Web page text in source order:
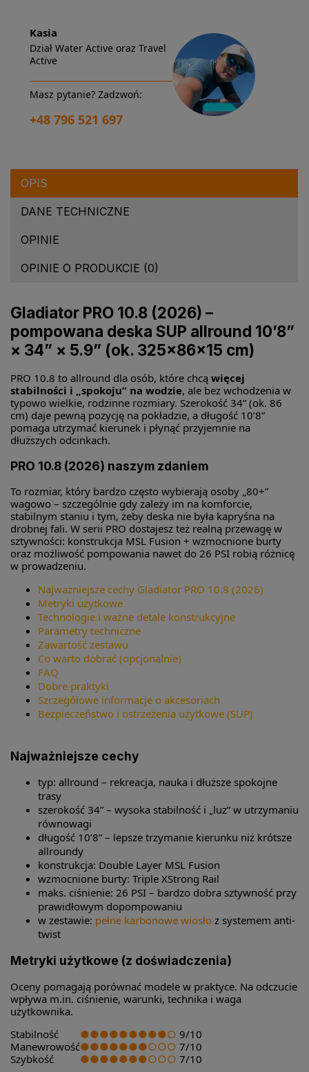
Kasia
Dział Water Active oraz Travel
Active
Masz pytanie? Zadzwoń:
+48 796 521 697
OPIS
DANE TECHNICZNE
OPINIE
OPINIE O PRODUKCIE (0)
Gladiator PRO 10.8 (2026) –
pompowana deska SUP allround 10’8”
× 34” × 5.9” (ok. 325×86×15 cm)
PRO 10.8 to allround dla osób, które chcą więcej
stabilności i „spokoju” na wodzie, ale bez wchodzenia w
typowo wielkie, rodzinne rozmiary. Szerokość 34” (ok. 86
cm) daje pewną pozycję na pokładzie, a długość 10’8”
pomaga utrzymać kierunek i płynąć przyjemnie na
dłuższych odcinkach.
PRO 10.8 (2026) naszym zdaniem
To rozmiar, który bardzo często wybierają osoby „80+”
wagowo – szczególnie gdy zależy im na komforcie,
stabilnym staniu i tym, żeby deska nie była kapryśna na
drobnej fali. W serii PRO dostajesz też realną przewagę w
sztywności: konstrukcja MSL Fusion + wzmocnione burty
oraz możliwość pompowania nawet do 26 PSI robią różnicę
w prowadzeniu.
Najważniejsze cechy Gladiator PRO 10.8 (2026)
Metryki użytkowe
Technologie i ważne detale konstrukcyjne
Parametry techniczne
Zawartość zestawu
Co warto dobrać (opcjonalnie)
FAQ
Dobre praktyki
Szczegółowe informacje o akcesoriach
Bezpieczeństwo i ostrzeżenia użytkowe (SUP)
Najważniejsze cechy
typ: allround – rekreacja, nauka i dłuższe spokojne
trasy
szerokość 34” – wysoka stabilność i „luz” w utrzymaniu
równowagi
długość 10’8” – lepsze trzymanie kierunku niż krótsze
allroundy
konstrukcja: Double Layer MSL Fusion
wzmocnione burty: Triple XStrong Rail
maks. ciśnienie: 26 PSI – bardzo dobra sztywność przy
prawidłowym dopompowaniu
w zestawie: pełne karbonowe wiosło z systemem anti-
twist
Metryki użytkowe (z doświadczenia)
Oceny pomagają porównać modele w praktyce. Na odczucie
wpływa m.in. ciśnienie, warunki, technika i waga
użytkownika.
Stabilność
●●●●●●●●●○ 9/10
Manewrowość●●●●●●●○○○ 7/10
Szybkość
●●●●●●●○○○ 7/10